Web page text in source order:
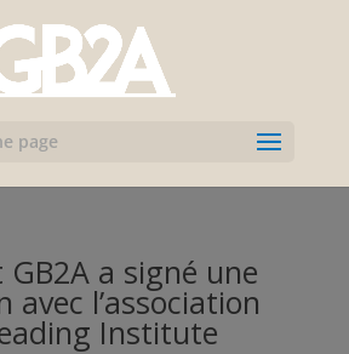
page
GB2A a signé une
avec l’association
Institute